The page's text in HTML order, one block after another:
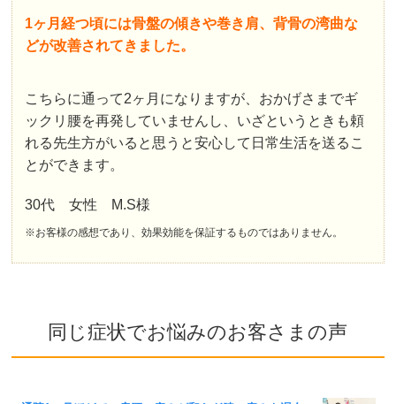
1ヶ月経つ頃には骨盤の傾きや巻き肩、背骨の湾曲な
どが改善されてきました。
こちらに通って2ヶ月になりますが、おかげさまでギ
ックリ腰を再発していませんし、いざというときも頼
れる先生方がいると思うと安心して日常生活を送るこ
とができます。
30代 女性 M.S様
※お客様の感想であり、効果効能を保証するものではありません。
同じ症状でお悩みのお客さまの声